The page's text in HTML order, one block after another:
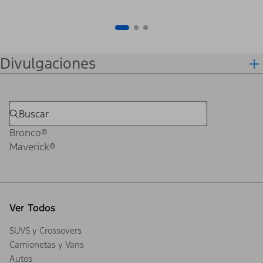
Divulgaciones
Bronco®
Maverick®
Ver Todos
SUVS y Crossovers
Camionetas y Vans
Autos